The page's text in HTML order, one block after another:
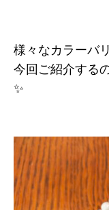
様々なカラーバ
今回ご紹介する
✨